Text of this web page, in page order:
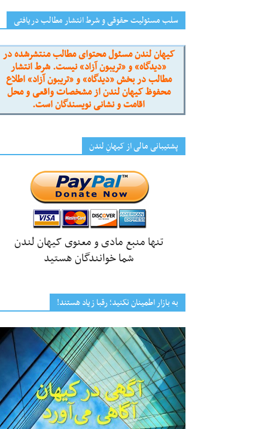
سلب مسئولیت حقوقی و شرط انتشار مطالب دریافتی
کیهان لندن مسئول محتوای مطالب منتشرشده در
«دیدگاه» و «تریبون آزاد» نیست. شرط انتشار
مطالب در بخش «دیدگاه» و «تریبون آزاد» اطلاع
محفوظ کیهان لندن از مشخصات واقعی و محل
اقامت و نشانی نویسندگان است.
پشتیبانی مالی از کیهانِ لندن
تنها منبع مادی و معنوی کیهان لندن
شما خوانندگان هستید
به بازار اطمینان نکنید؛ رقبا زیاد هستند!